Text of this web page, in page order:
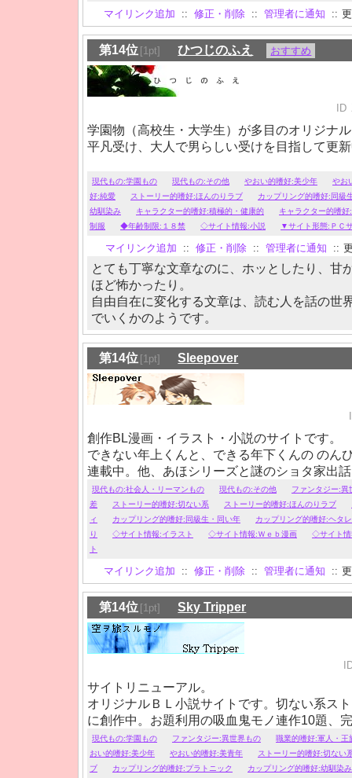
マイリンク追加 :: 修正・削除 :: 管理者に通知 ::
第14位 [1pt] ひつじのふえ おすすめ
ID
学園物（高校生・大学生）が多目のオリジナ
平凡受け、大人で男らしい受けを目指して更
現代もの:学園もの 現代もの:その他 やおい的嗜好:美少年
やお
好:純愛
ストーリー的嗜好:ほんのりラブ
カップリング的嗜好:同級
幼馴染み
キャラクター的嗜好:積極的・健康的
キャラクター的嗜好
制服
◆年齢制限:１８禁 ◇サイト情報:小説 ▼サイト形態:ＰＣ
マイリンク追加 :: 修正・削除 :: 管理者に通知 ::
とても丁寧な文章なのに、ホッとしたり、甘
ほど怖かったり。
自由自在に変化する文章は、読む人を話の世
でいくかのようです。
第14位 [1pt] Sleepover
創作BL漫画・イラスト・小説のサイトです。
できない年上くんと、できる年下くんの のん
連載中。他、あほシリーズと謎のショタ家出
なかったりでR18表現有。
現代もの:社会人・リーマンもの 現代もの:その他
ファンタジー:異
差
ストーリー的嗜好:切ない系 ストーリー的嗜好:ほんのりラブ
ィ
カップリング的嗜好:同級生・同い年
カップリング的嗜好:ヘタ
り
◇サイト情報:イラスト ◇サイト情報:Ｗｅｂ漫画
◇サイト情
ト
マイリンク追加 :: 修正・削除 :: 管理者に通知 ::
第14位 [1pt] Sky Tripper
サイトリニューアル。
オリジナルＢＬ小説サイトです。切ない系ス
に創作中。お題利用の吸血鬼モノ連作10題、
×少年・生徒×保険医・異世界ものetc.
現代もの:学園もの ファンタジー:異世界もの
職業的嗜好:軍人・王
おい的嗜好:美少年
やおい的嗜好:美青年
ストーリー的嗜好:切ない
ブ
カップリング的嗜好:プラトニック カップリング的嗜好:幼馴染み